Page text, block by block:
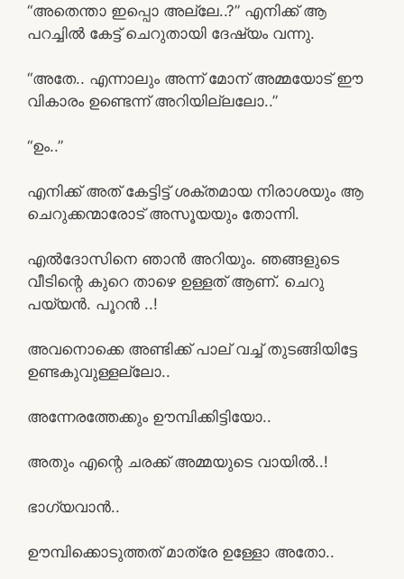
“അതെന്താ ഇപ്പൊ അല്ലേ..?” എനിക്ക് ആ
പറച്ചിൽ കേട്ട് ചെറുതായി ദേഷ്യം വന്നു.
“അതേ.. എന്നാലും അന്ന് മോന് അമ്മയോട് ഈ
വികാരം ഉണ്ടെന്ന് അറിയില്ലലോ..”
“ഉം..”
എനിക്ക് അത് കേട്ടിട്ട് ശക്തമായ നിരാശയും ആ
ചെറുക്കന്മാരോട് അസൂയയും തോന്നി.
എൽദോസിനെ ഞാൻ അറിയും. ഞങ്ങളുടെ
വീടിന്റെ കുറെ താഴെ ഉള്ളത് ആണ്. ചെറു
പയ്യൻ. പൂറൻ ..!
അവനൊക്കെ അണ്ടിക്ക് പാല് വച്ച് തുടങ്ങിയിട്ടേ
ഉണ്ടകുവുള്ളല്ലോ..
അന്നേരത്തേക്കും ഊമ്പിക്കിട്ടിയോ..
അതും എന്റെ ചരക്ക് അമ്മയുടെ വായിൽ..!
ഭാഗ്യവാൻ..
ഊമ്പിക്കൊടുത്തത് മാത്രേ ഉള്ളോ അതോ..